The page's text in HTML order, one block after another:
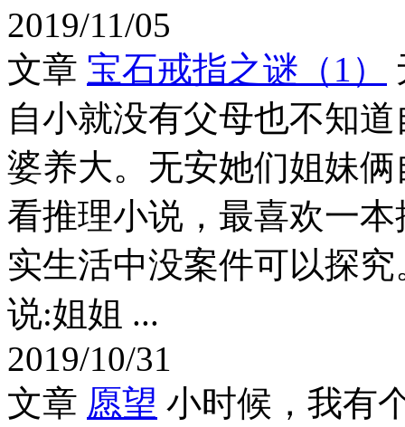
2019/11/05
文章 宝石戒指之谜（1）
自小就没有父母也不知
婆养大。无安她们姐妹
看推理小说，最喜欢一
实生活中没案件可以探
说:姐姐 ...
2019/10/31
文章 愿望 小时候，我有